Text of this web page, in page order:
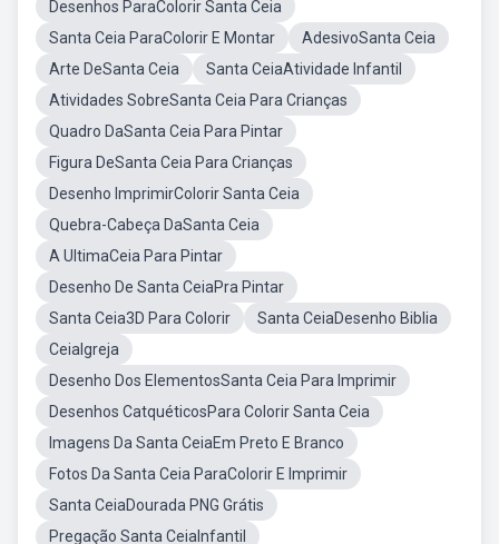
Desenhos ParaColorir Santa Ceia
Santa Ceia ParaColorir E Montar
AdesivoSanta Ceia
Arte DeSanta Ceia
Santa CeiaAtividade Infantil
Atividades SobreSanta Ceia Para Crianças
Quadro DaSanta Ceia Para Pintar
Figura DeSanta Ceia Para Crianças
Desenho ImprimirColorir Santa Ceia
Quebra-Cabeça DaSanta Ceia
A UltimaCeia Para Pintar
Desenho De Santa CeiaPra Pintar
Santa Ceia3D Para Colorir
Santa CeiaDesenho Biblia
CeiaIgreja
Desenho Dos ElementosSanta Ceia Para Imprimir
Desenhos CatquéticosPara Colorir Santa Ceia
Imagens Da Santa CeiaEm Preto E Branco
Fotos Da Santa Ceia ParaColorir E Imprimir
Santa CeiaDourada PNG Grátis
Pregação Santa CeiaInfantil